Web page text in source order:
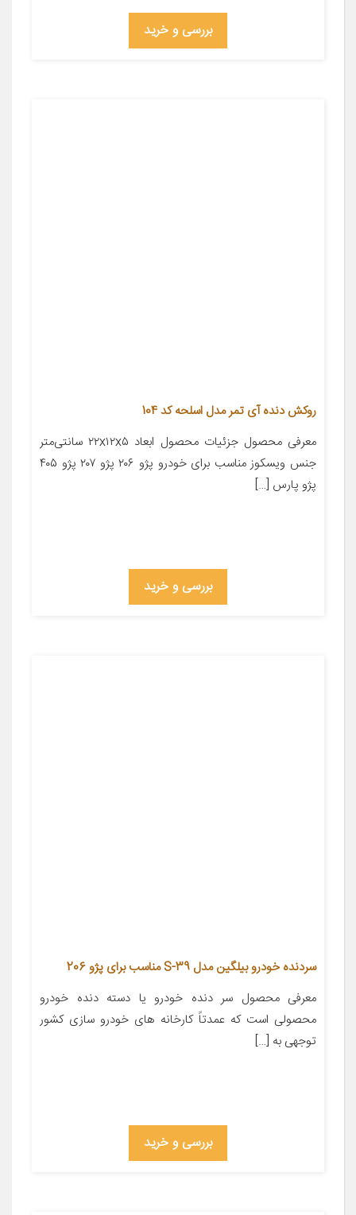
بررسی و خرید
روکش دنده آی تمر مدل اسلحه کد 104
معرفی محصول جزئیات محصول ابعاد ۲۲x۱۲x۵ سانتی‌متر
جنس ویسکوز مناسب برای خودرو پژو ۲۰۶ پژو ۲۰۷ پژو ۴۰۵
پژو پارس […]
بررسی و خرید
سردنده خودرو بیلگین مدل S-39 مناسب برای پژو 206
معرفی محصول سر دنده خودرو یا دسته دنده خودرو
محصولی است که عمدتاً کارخانه های خودرو سازی کشور
توجهی به […]
بررسی و خرید